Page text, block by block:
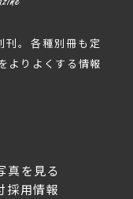
。各種別冊も定
よりよくする情報
真を見る
採用情報